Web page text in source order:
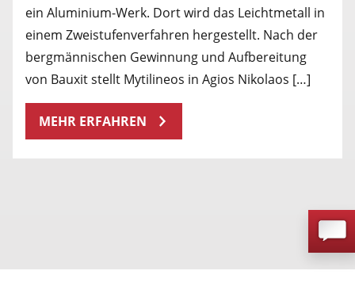
ein Aluminium-Werk. Dort wird das Leichtmetall in
einem Zweistufenverfahren hergestellt. Nach der
bergmännischen Gewinnung und Aufbereitung
von Bauxit stellt Mytilineos in Agios Nikolaos […]
MEHR ERFAHREN